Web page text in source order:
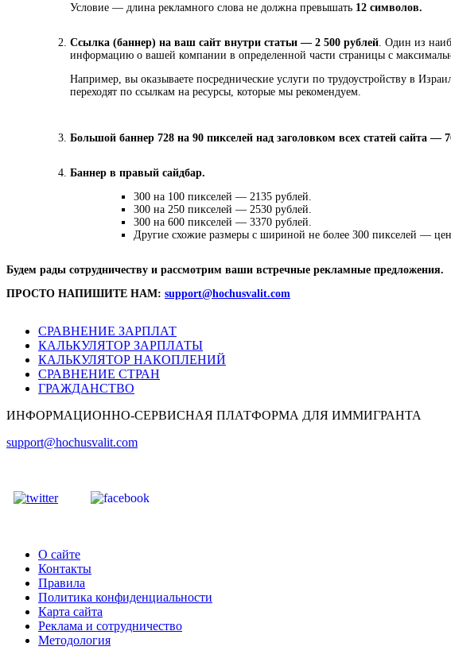
Условие — длина рекламного слова не должна превышать 12 символов.
Ссылка (баннер) на ваш сайт внутри статьи — 2 500 рублей . Один из
информацию о вашей компании в определенной части страницы с
Например, вы оказываете посреднические услуги по трудоустройству в
переходят по ссылкам на ресурсы, которые мы рекомендуем.
Большой баннер 728 на 90 пикселей над заголовком всех статей сайта —
Баннер в правый сайдбар.
300 на 100 пикселей — 2135 рублей.
300 на 250 пикселей — 2530 рублей.
300 на 600 пикселей — 3370 рублей.
Другие схожие размеры с шириной не более 300 пикселей —
Будем рады сотрудничеству и рассмотрим ваши встречные рекламные предложения.
ПРОСТО НАПИШИТЕ НАМ: support@hochusvalit.com
СРАВНЕНИЕ ЗАРПЛАТ
КАЛЬКУЛЯТОР ЗАРПЛАТЫ
КАЛЬКУЛЯТОР НАКОПЛЕНИЙ
СРАВНЕНИЕ СТРАН
ГРАЖДАНСТВО
ИНФОРМАЦИОННО-СЕРВИСНАЯ ПЛАТФОРМА ДЛЯ ИММИГРАНТА
support@hochusvalit.com
О сайте
Контакты
Правила
Политика конфиденциальности
Карта сайта
Реклама и сотрудничество
Методология